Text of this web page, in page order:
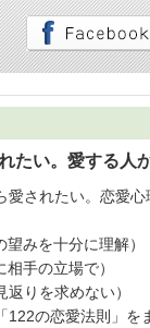
たい。愛する人
愛されたい。恋愛
みを十分に理解）
手の立場で）
りを求めない）
122の恋愛法則」を